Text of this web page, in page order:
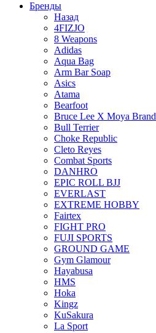
Бренды
Назад
4FIZJO
8 Weapons
Adidas
Aqua Bag
Arm Bar Soap
Asics
Atama
Bearfoot
Bruce Lee X Moya Brand
Bull Terrier
Choke Republic
Cleto Reyes
Combat Sports
DANHRO
EPIC ROLL BJJ
EVERLAST
EXTREME HOBBY
Fairtex
FIGHT PRO
FUJI SPORTS
GROUND GAME
Gym Glamour
Hayabusa
HMS
Hoka
Kingz
KuSakura
La Sport